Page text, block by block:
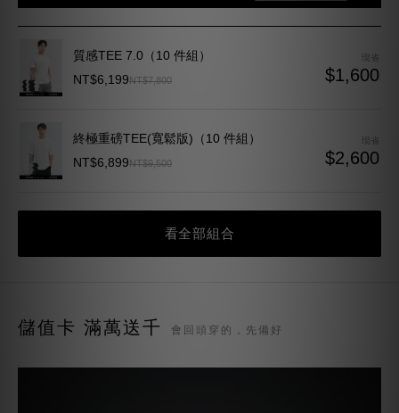
質感TEE 7.0（10 件組）
NT$6,199NT$7,800
現省
$1,600
終極重磅TEE(寬鬆版)（10 件組）
NT$6,899NT$9,500
現省
$2,600
看全部組合
儲值卡 滿萬送千 會回頭穿的，先備好